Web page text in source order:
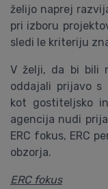
želijo naprej
pri izboru
sledi le kriteriju
V želji, da bi bili
oddajali prijavo s
kot gostiteljsko
agencija nudi
ERC fokus, ERC
obzorja.
ERC fokus